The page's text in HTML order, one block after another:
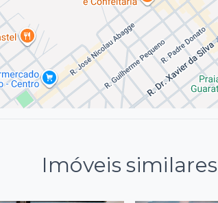
Imóveis similares